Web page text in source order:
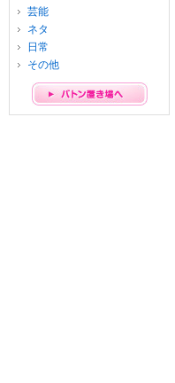
芸能
ネタ
日常
その他